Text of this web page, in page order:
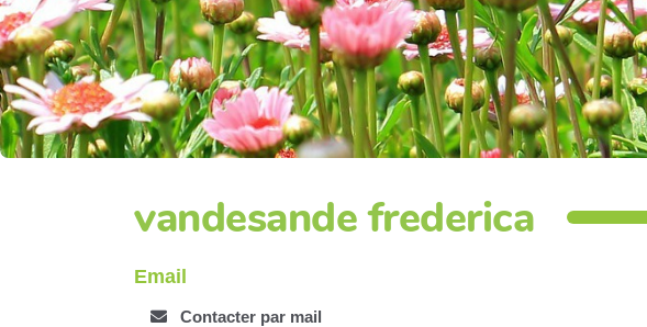
vandesande frederica
Email
Contacter par mail